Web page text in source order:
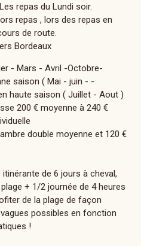
Les repas du Lundi soir.
repas , lors des repas en
de route.
Bordeaux
- Mars - Avril -Octobre-
saison ( Mai - juin - -
haute saison ( Juillet - Aout )
200 € moyenne à 240 €
double moyenne et 120 €
de 6 jours à cheval,
+ 1/2 journée de 4 heures
de la plage de façon
possibles en fonction
!